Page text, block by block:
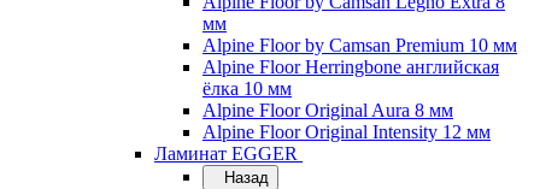
мм
Alpine Floor by Camsan Premium 10 мм
Alpine Floor Herringbone английская
ёлка 10 мм
Alpine Floor Original Aura 8 мм
Alpine Floor Original Intensity 12 мм
Ламинат EGGER
Назад